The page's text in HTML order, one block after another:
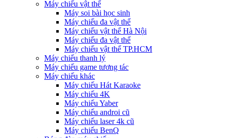
Máy chiếu vật thể
Máy soi bài học sinh
Máy chiếu đa vật thể
Máy chiếu vật thể Hà Nội
Máy chiếu đa vật thể
Máy chiếu vật thể TP.HCM
Máy chiếu thanh lý
Máy chiếu game tương tác
Máy chiếu khác
Máy chiếu Hát Karaoke
Máy chiếu 4K
Máy chiếu Yaber
Máy chiếu androi cũ
Máy chiếu laser 4k cũ
Máy chiếu BenQ